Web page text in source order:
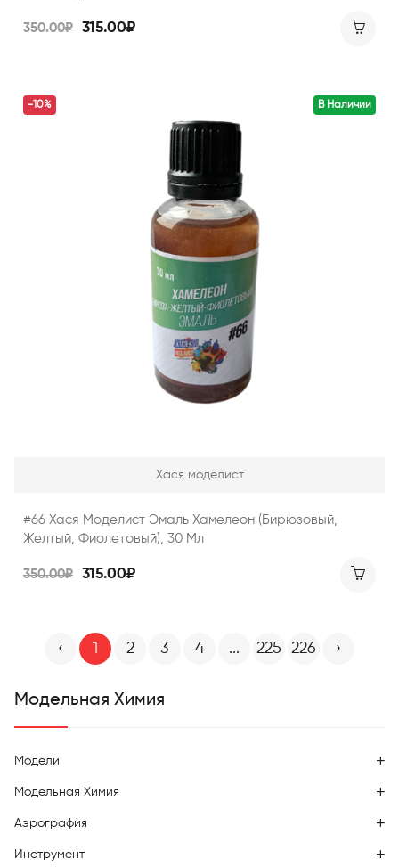
350.00₽ 315.00₽
В Наличии
-10%
Хася моделист
#66 Хася Моделист Эмаль Хамелеон (бирюзовый,
Желтый, Фиолетовый), 30 Мл
350.00₽ 315.00₽
‹ 1 2 3 4 ... 225 226 ›
Модельная Химия
Модели
Модельная Химия
Аэрография
Инструмент